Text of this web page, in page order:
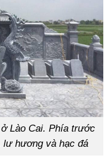
Lào Cai. Phía trước
lư hương và hạc đá